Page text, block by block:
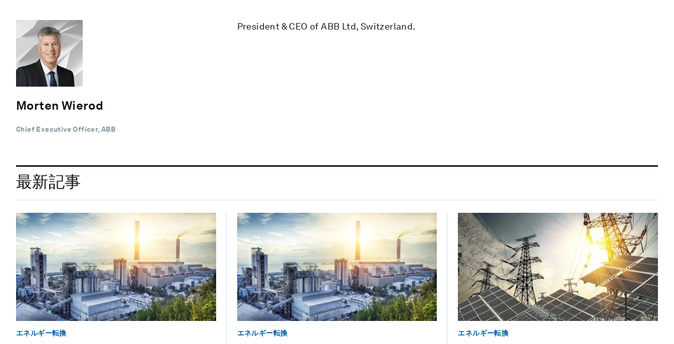
Morten Wierod
Chief Executive Officer, ABB
President & CEO of ABB Ltd, Switzerland.
最新記事
エネルギー転換 エネルギー転換 エネルギー転換